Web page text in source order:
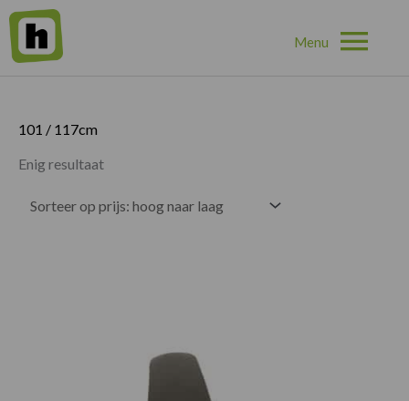
Home»
101 / 117cm
Enig resultaat